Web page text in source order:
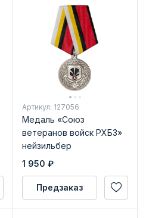
Артикул: 127056
Медаль «Союз
ветеранов войск РХБЗ»
нейзильбер
1 950 ₽
Предзаказ